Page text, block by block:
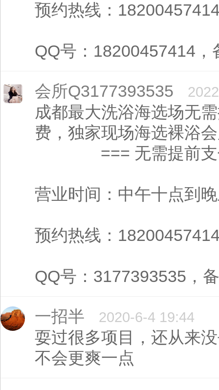
预约热线：
QQ号：18200457414
会所Q3177393535
成都最大洗浴海选场无
费，独家现场海
=== 无需提前支付
营业时间：中午十点到
预约热线：
QQ号：3177393535，
一招半 2020-6-4 19:44
耍过很多项目，还从来
不会更爽一点